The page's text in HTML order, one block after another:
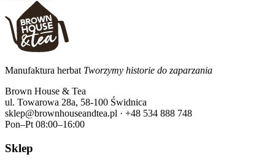
Manufaktura herbat Tworzymy historie do zaparzania
Brown House & Tea
ul. Towarowa 28a, 58-100 Świdnica
sklep@brownhouseandtea.pl · +48 534 888 748
Pon–Pt 08:00–16:00
Sklep